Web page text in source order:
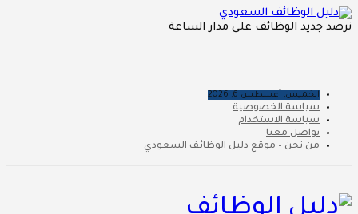
نرصد جديد الوظائف على مدار الساعة
الخميس, أغسطس 6, 2026
سياسة الخصوصية
سياسة الاستخدام
تواصل معنا
من نحن – موقع دليل الوظائف السعودي